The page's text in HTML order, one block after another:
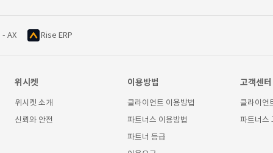
- AX Rise ERP
위시켓
위시켓 소개
신뢰와 안전
이용방법
클라이언트 이용방법
파트너스 이용방법
파트너 등급
고객센터
클라이언
파트너스